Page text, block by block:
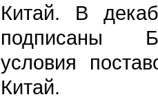
Китай. В
подписаны
условия
Китай.